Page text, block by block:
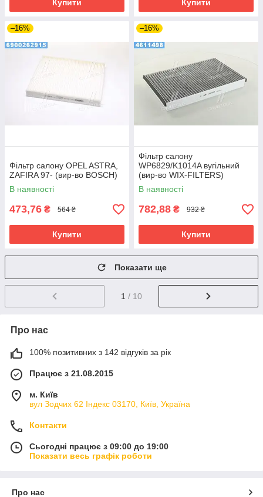
Купити Купити
–16%
Фільтр салону OPEL ASTRA,
ZAFIRA 97- (вир-во BOSCH)
В наявності
473,76 ₴ 564 ₴
Купити
–16%
Фільтр салону
WP6829/K1014A вугільний
(вир-во WIX-FILTERS)
В наявності
782,88 ₴ 932 ₴
Купити
Показати ще
1 / 10
Про нас
100% позитивних з 142 відгуків за рік
Працює з 21.08.2015
м. Київ
вул Зодчих 62 Індекс 03170, Київ, Україна
Контакти
Сьогодні працює з 09:00 до 19:00
Показати весь графік роботи
Про нас